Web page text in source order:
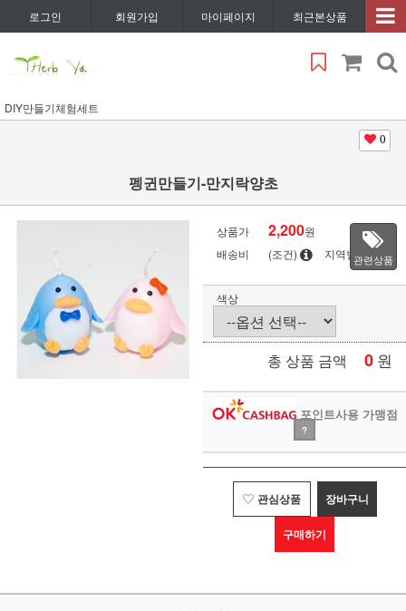
로그인 회원가입 마이페이지 최근본상품
DIY만들기체험세트
0
펭귄만들기-만지락양초
상품가 2,200원
배송비
(조건) 지역별관련상품
색상
총 상품 금액 0 원
포인트사용 가맹점
?
관심상품 장바구니
구매하기